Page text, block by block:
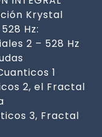
Krystal
Hz:
2 – 528 Hz
1
2, el Fractal
3, Fractal